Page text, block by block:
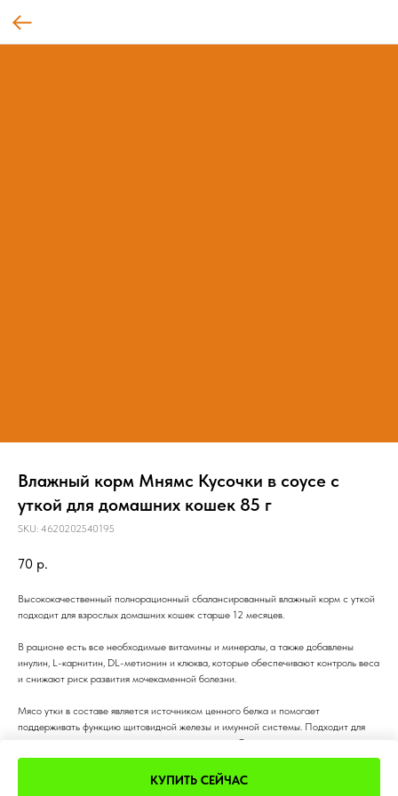
Влажный корм Мнямс Кусочки в соусе с
уткой для домашних кошек 85 г
SKU: 4620202540195
70 р.
КУПИТЬ СЕЙЧАС
Высококачественный полнорационный сбалансированный влажный корм с уткой
подходит для взрослых домашних кошек старше 12 месяцев.
В рационе есть все необходимые витамины и минералы, а также добавлены
инулин, L-карнитин, DL-метионин и клюква, которые обеспечивают контроль веса
и снижают риск развития мочекаменной болезни.
Мясо утки в составе является источником ценного белка и помогает
поддерживать функцию щитовидной железы и имунной системы. Подходит для
стерилизованных кошек и кастрированных котов. Отсутствуют искусственные
красители и ароматизаторы.